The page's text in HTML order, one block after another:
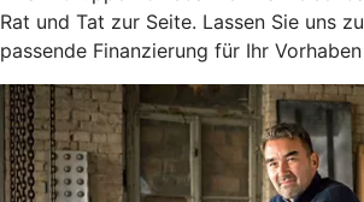
Rat und Tat zur Seite. Lassen Sie uns
passende Finanzierung für Ihr